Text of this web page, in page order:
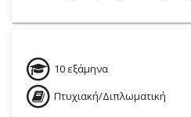
10 εξάμηνα
Πτυχιακή/Διπλωματική